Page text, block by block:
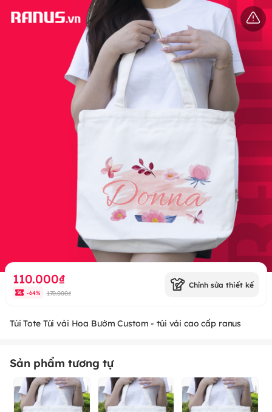
110.000₫
-64% 170.000₫
Chỉnh sửa thiết kế
Túi Tote Túi vải Hoa Bướm Custom - túi vải cao cấp ranus
Sản phẩm tương tự